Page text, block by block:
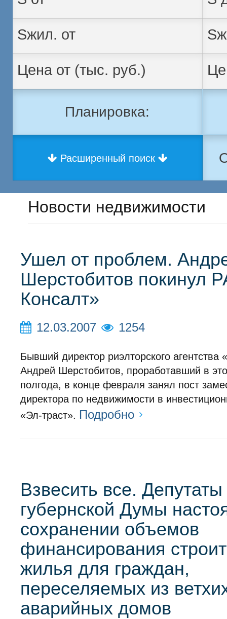
Планировка:
Расширенный поиск
Новости недвижимости
Ушел от проблем.
Шерстобитов покинул
Консалт»
12.03.2007 1254
Бывший директор риэлторского
Андрей Шерстобитов, проработавший в
полгода, в конце февраля занял пост
директора по недвижимости в
«Эл-траст». Подробно
Взвесить все. Депутаты
губернской Думы
сохранении объемов
финансирования
жилья для граждан,
переселяемых из
аварийных домов